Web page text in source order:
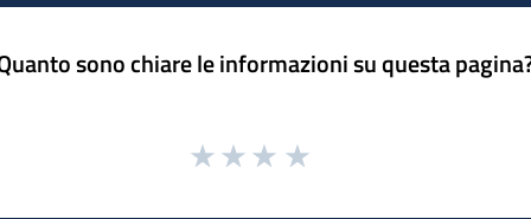
sono chiare le informazioni su questa